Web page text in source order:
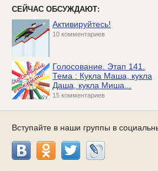
СЕЙЧАС ОБСУЖДАЮТ:
Активируйтесь!
10 комментариев
Голосование. Этап 141.
Тема : Кукла Маша, кукла
Даша, кукла Миша...
15 комментариев
Вступайте в наши группы в